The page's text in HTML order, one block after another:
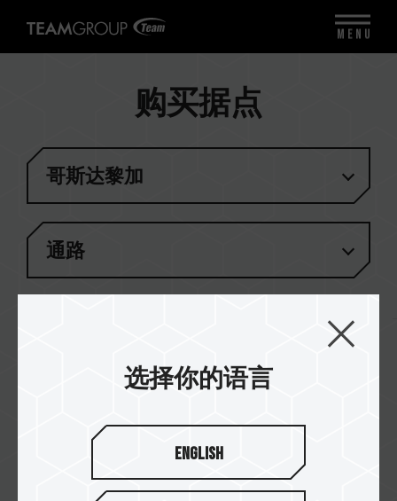
购买据点
哥斯达黎加
通路
Extreme Tech
选择你的语言
English
MENU